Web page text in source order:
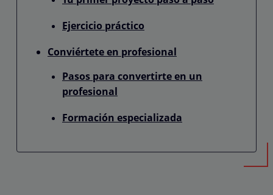
Ejercicio práctico
Conviértete en profesional
Pasos para convertirte en un
profesional
Formación especializada